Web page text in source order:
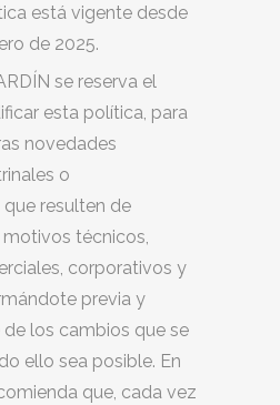
está vigente desde
de 2025.
se reserva el
esta política, para
novedades
o
que resulten de
técnicos,
corporativos y
previa y
los cambios que se
ello sea posible. En
que, cada vez